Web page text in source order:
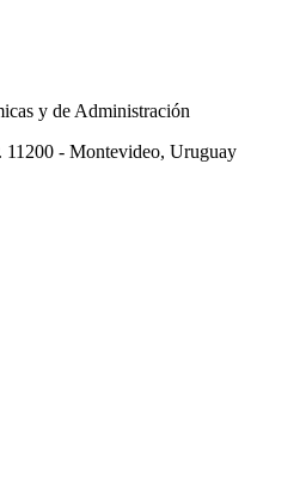
y de Administración
11200 - Montevideo, Uruguay